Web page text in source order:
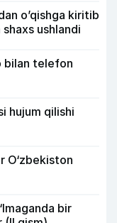
o’qishga kiritib
ushlandi
bilan telefon
hujum qilishi
O‘zbekiston
bir